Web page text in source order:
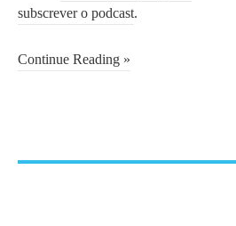
subscrever o podcast.
Continue Reading »